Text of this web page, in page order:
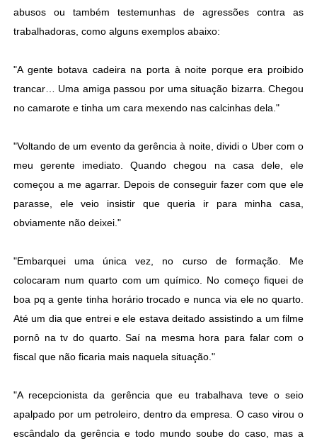
abusos ou também testemunhas de agressões contra as
trabalhadoras, como alguns exemplos abaixo:
"A gente botava cadeira na porta à noite porque era proibido
trancar… Uma amiga passou por uma situação bizarra. Chegou
no camarote e tinha um cara mexendo nas calcinhas dela."
"Voltando de um evento da gerência à noite, dividi o Uber com o
meu gerente imediato. Quando chegou na casa dele, ele
começou a me agarrar. Depois de conseguir fazer com que ele
parasse, ele veio insistir que queria ir para minha casa,
obviamente não deixei."
"Embarquei uma única vez, no curso de formação. Me
colocaram num quarto com um químico. No começo fiquei de
boa pq a gente tinha horário trocado e nunca via ele no quarto.
Até um dia que entrei e ele estava deitado assistindo a um filme
pornô na tv do quarto. Saí na mesma hora para falar com o
fiscal que não ficaria mais naquela situação."
"A recepcionista da gerência que eu trabalhava teve o seio
apalpado por um petroleiro, dentro da empresa. O caso virou o
escândalo da gerência e todo mundo soube do caso, mas a